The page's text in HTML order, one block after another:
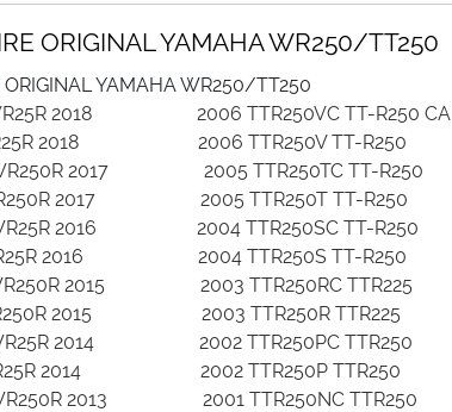
ORIGINAL YAMAHA WR250/TT250
ORIGINAL YAMAHA WR250/TT250
WR25R 2018 2006 TTR250VC TT-R250 CA
WR25R 2018 2006 TTR250V TT-R250
WR250R 2017 2005 TTR250TC TT-R250
WR250R 2017 2005 TTR250T TT-R250
WR25R 2016 2004 TTR250SC TT-R250
WR25R 2016 2004 TTR250S TT-R250
WR250R 2015 2003 TTR250RC TTR225
WR250R 2015 2003 TTR250R TTR225
WR25R 2014 2002 TTR250PC TTR250
WR25R 2014 2002 TTR250P TTR250
WR250R 2013 2001 TTR250NC TTR250